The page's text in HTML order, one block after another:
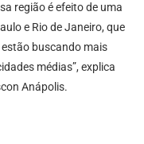
região é efeito de uma
e Rio de Janeiro, que
buscando mais
médias”, explica
Anápolis.